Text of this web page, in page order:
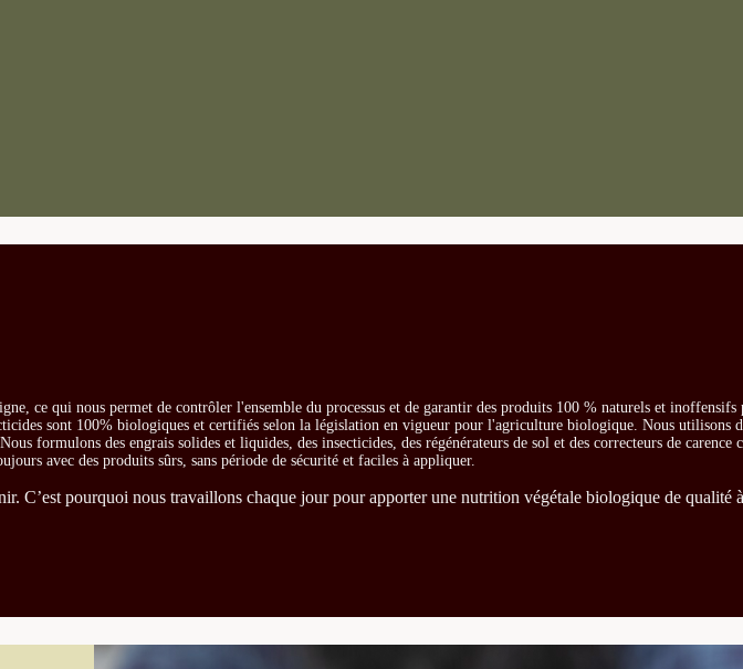
ce qui nous permet de contrôler l'ensemble du processus et de garantir des produits 100 % naturels et
sont 100% biologiques et certifiés selon la législation en vigueur pour l'agriculture biologique. Nous utilisons
formulons des engrais solides et liquides, des insecticides, des régénérateurs de sol et des correcteurs de carence
avec des produits sûrs, sans période de sécurité et faciles à appliquer.
C’est pourquoi nous travaillons chaque jour pour apporter une nutrition végétale biologique de qualité